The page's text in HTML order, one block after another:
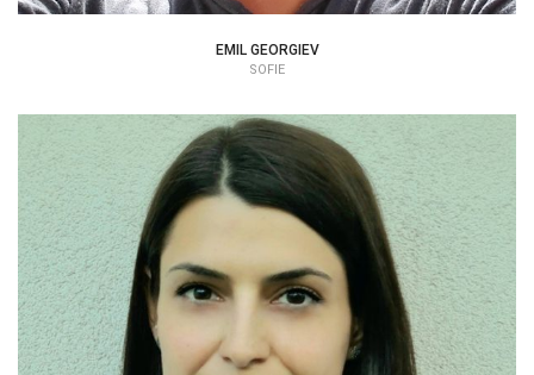
EMIL GEORGIEV
SOFIE
DIMA BOGDANOVA
PSYCHOLOG | TERAPEUT